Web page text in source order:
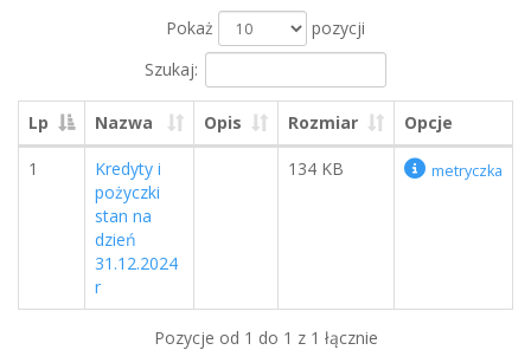
Pokaż
pozycji
Szukaj:
Lp Nazwa Opis Rozmiar Opcje
1
Kredyty i
pożyczki
stan na
dzień
31.12.2024
r
134 KB metryczka
Pozycje od 1 do 1 z 1 łącznie